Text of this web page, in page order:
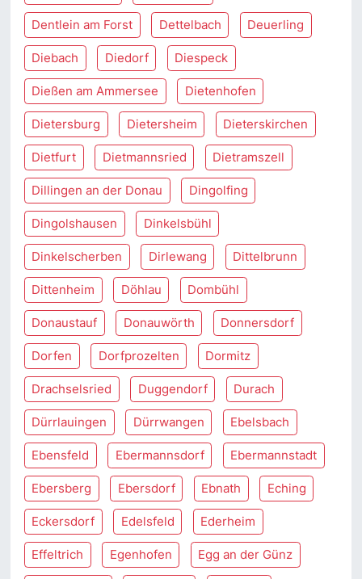
Dentlein am Forst Dettelbach Deuerling
Diebach Diedorf Diespeck
Dießen am Ammersee Dietenhofen
Dietersburg Dietersheim Dieterskirchen
Dietfurt Dietmannsried Dietramszell
Dillingen an der Donau Dingolfing
Dingolshausen Dinkelsbühl
Dinkelscherben Dirlewang Dittelbrunn
Dittenheim Döhlau Dombühl
Donaustauf Donauwörth Donnersdorf
Dorfen Dorfprozelten Dormitz
Drachselsried Duggendorf Durach
Dürrlauingen Dürrwangen Ebelsbach
Ebensfeld Ebermannsdorf Ebermannstadt
Ebersberg Ebersdorf Ebnath Eching
Eckersdorf Edelsfeld Ederheim
Effeltrich Egenhofen Egg an der Günz